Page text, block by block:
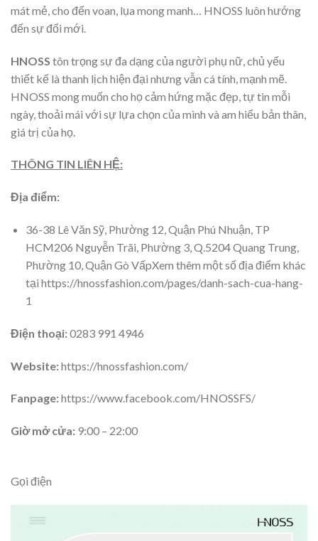
mát mẻ, cho đến voan, lụa mong manh… HNOSS luôn hướng
đến sự đổi mới.
HNOSS tôn trọng sự đa dạng của người phụ nữ, chủ yếu
thiết kế là thanh lịch hiện đại nhưng vẫn cá tính, mạnh mẽ.
HNOSS mong muốn cho họ cảm hứng mặc đẹp, tự tin mỗi
ngày, thoải mái với sự lựa chọn của mình và am hiểu bản thân,
giá trị của họ.
THÔNG TIN LIÊN HỆ:
Địa điểm:
36-38 Lê Văn Sỹ, Phường 12, Quận Phú Nhuận, TP
HCM206 Nguyễn Trãi, Phường 3, Q.5204 Quang Trung,
Phường 10, Quận Gò VấpXem thêm một số địa điểm khác
tại https://hnossfashion.com/pages/danh-sach-cua-hang-
1
Điện thoại:0283 991 4946
Website:https://hnossfashion.com/
Fanpage:https://www.facebook.com/HNOSSFS/
Giờ mở cửa: 9:00 – 22:00
Gọi điện